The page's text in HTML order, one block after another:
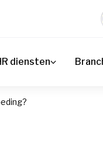
diensten